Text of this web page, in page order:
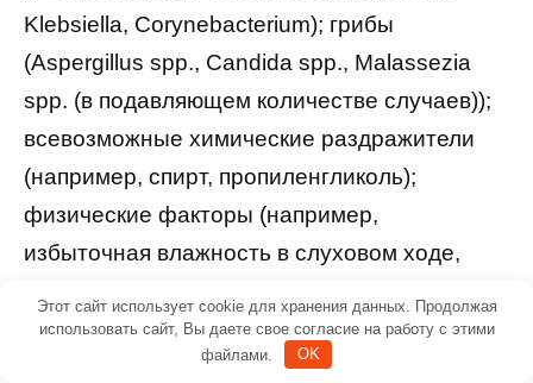
Klebsiella, Corynebacterium); грибы
(Aspergillus spp., Candida spp., Malassezia
spp. (в подавляющем количестве случаев));
всевозможные химические раздражители
(например, спирт, пропиленгликоль);
физические факторы (например,
избыточная влажность в слуховом ходе,
палочками).
Этот сайт использует cookie для хранения данных. Продолжая
использовать сайт, Вы даете свое согласие на работу с этими
файлами.
OK